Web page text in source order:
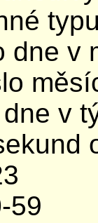
dne v
v
59